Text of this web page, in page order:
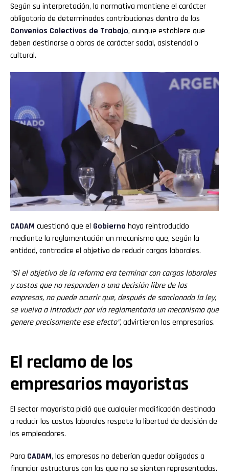
Según su interpretación, la normativa mantiene el carácter
obligatorio de determinadas contribuciones dentro de los
Convenios Colectivos de Trabajo, aunque establece que
deben destinarse a obras de carácter social, asistencial o
cultural.
CADAM cuestionó que el Gobierno haya reintroducido
mediante la reglamentación un mecanismo que, según la
entidad, contradice el objetivo de reducir cargas laborales.
“Si el objetivo de la reforma era terminar con cargas laborales
y costos que no responden a una decisión libre de las
empresas, no puede ocurrir que, después de sancionada la ley,
se vuelva a introducir por vía reglamentaria un mecanismo que
genere precisamente ese efecto”, advirtieron los empresarios.
El reclamo de los
empresarios mayoristas
El sector mayorista pidió que cualquier modificación destinada
a reducir los costos laborales respete la libertad de decisión de
los empleadores.
Para CADAM, las empresas no deberían quedar obligadas a
financiar estructuras con las que no se sienten representadas.